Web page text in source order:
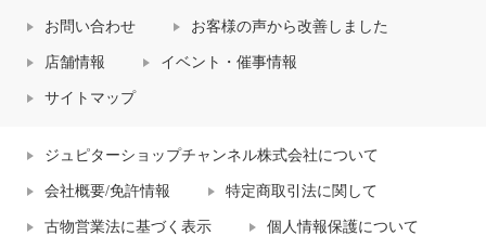
お問い合わせ お客様の声から改善しました
店舗情報 イベント・催事情報
サイトマップ
ジュピターショップチャンネル株式会社について
会社概要/免許情報 特定商取引法に関して
古物営業法に基づく表示 個人情報保護について